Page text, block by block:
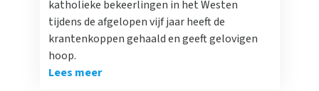
katholieke bekeerlingen in het Westen
tijdens de afgelopen vijf jaar heeft de
krantenkoppen gehaald en geeft gelovigen
hoop.
Lees meer